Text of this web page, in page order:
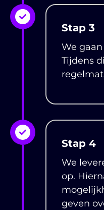
Stap 3
We
Tijdens
Stap 4
We
op.
geven